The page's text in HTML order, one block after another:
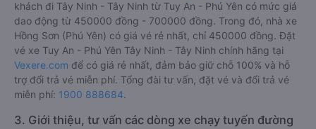
khách đi Tây Ninh - Tây Ninh từ Tuy An - Phú Yên có mức giá
dao động từ 450000 đồng - 700000 đồng. Trong đó, nhà xe
Hồng Sơn (Phú Yên) có giá vé rẻ nhất, chỉ 450000 đồng. Đặt
vé xe Tuy An - Phú Yên Tây Ninh - Tây Ninh chính hãng tại
Vexere.com để có giá rẻ nhất, đảm bảo giữ chỗ 100% và hỗ
trợ đổi trả vé miễn phí. Tổng đài tư vấn, đặt vé và đổi trả vé
miễn phí: 1900 888684.
3. Giới thiệu, tư vấn các dòng xe chạy tuyến đường